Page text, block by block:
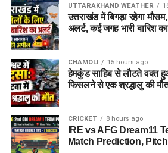
UTTARAKHAND WEATHER
उत्तराखंड में बिगड़ा रहेगा
अलर्ट, कई जगह भारी बारिश
CHAMOLI 15 hours ago
हेमकुंड साहिब से लौटते वक्त
फिसलने से एक श्रद्धालु की
CRICKET 8 hours ago
IRE vs AFG Dream11
Match Prediction,